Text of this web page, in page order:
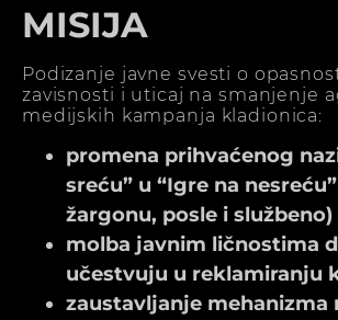
MISIJA
Podizanje javne svesti o
zavisnosti i uticaj na smanjenje
medijskih kampanja kladionica:
promena prihvaćenog
sreću” u “Igre na
žargonu, posle i službeno)
molba javnim ličnostima
učestvuju u reklamiranju
zaustavljanje mehanizma